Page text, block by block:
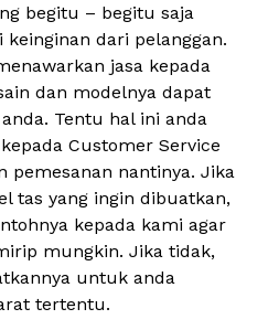
begitu – begitu saja
dari pelanggan.
jasa kepada
dan modelnya dapat
Tentu hal ini anda
Customer Service
pemesanan nantinya. Jika
tas yang ingin dibuatkan,
kepada kami agar
mungkin. Jika tidak,
untuk anda
tertentu.